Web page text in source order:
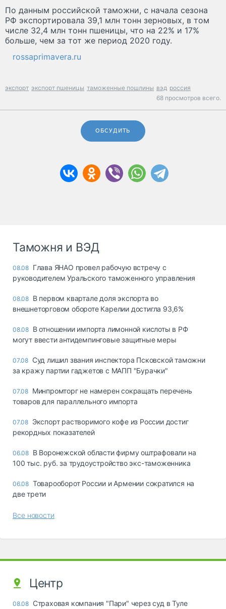
По данным российской таможни, с начала сезона
РФ экспортировала 39,1 млн тонн зерновых, в том
числе 32,4 млн тонн пшеницы, что на 22% и 17%
больше, чем за тот же период 2020 году.
rossaprimavera.ru
экспорт экспорт пшеницы таможенные пошлины вэд россия
68 просмотров всего.
ОБСУДИТЬ
Таможня и ВЭД
08.08 Глава ЯНАО провел рабочую встречу с
руководителем Уральского таможенного управления
08.08 В первом квартале доля экспорта во
внешнеторговом обороте Карелии достигла 93,6%
08.08 В отношении импорта лимонной кислоты в РФ
могут ввести антидемпинговые защитные меры
07.08 Суд лишил звания инспектора Псковской таможни
за кражу партии гаджетов с МАПП "Бурачки"
07.08 Минпромторг не намерен сокращать перечень
товаров для параллельного импорта
07.08 Экспорт растворимого кофе из России достиг
рекордных показателей
06.08 В Воронежской области фирму оштрафовали на
100 тыс. руб. за трудоустройство экс-таможенника
06.08 Товарооборот России и Армении сократился на
две трети
Все новости
Центр
08.08 Страховая компания "Пари" через суд в Туле